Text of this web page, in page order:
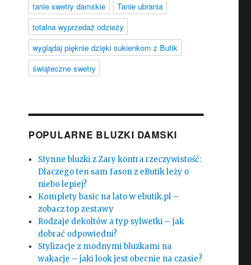
tanie swetry damskie
Tanie ubrania
totalna wyprzedaż odzieży
wyglądaj pięknie dzięki sukienkom z Butik
świąteczne swetry
POPULARNE BLUZKI DAMSKI
Słynne bluzki z Zary kontra rzeczywistość:
Dlaczego ten sam fason z eButik leży o
niebo lepiej?
Komplety basic na lato w ebutik.pl –
zobacz top zestawy
Rodzaje dekoltów a typ sylwetki – jak
dobrać odpowiedni?
Stylizacje z modnymi bluzkami na
wakacje – jaki look jest obecnie na czasie?